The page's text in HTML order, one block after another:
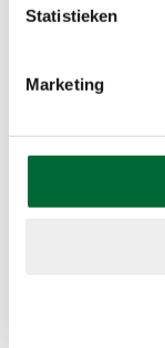
Statistieken
Marketing